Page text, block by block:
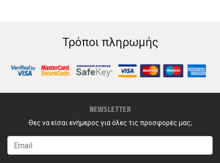
Τρόποι πληρωμής
NEWSLETTER
Θες να είσαι ενήμερος για όλες τις προσφορές μας;